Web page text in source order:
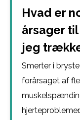
Hvad er
årsager
jeg
Smerter i
forårsaget af